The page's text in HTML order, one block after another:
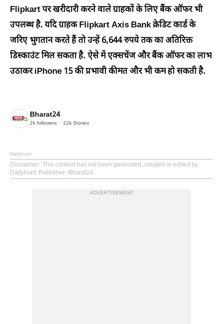
Flipkart पर खरीदारी करने वाले ग्राहकों के लिए बैंक ऑफर भी
उपलब्ध है. यदि ग्राहक Flipkart Axis Bank क्रेडिट कार्ड के
जरिए भुगतान करते हैं तो उन्हें 6,644 रुपये तक का अतिरिक्त
डिस्काउंट मिल सकता है. ऐसे में एक्सचेंज और बैंक ऑफर का लाभ
उठाकर iPhone 15 की प्रभावी कीमत और भी कम हो सकती है.
Bharat24
2k followers 22k Stories
Dailyhunt
Disclaimer: This content has not been generated, created or edited by
Dailyhunt. Publisher: Bharat24
ADVERTISEMENT